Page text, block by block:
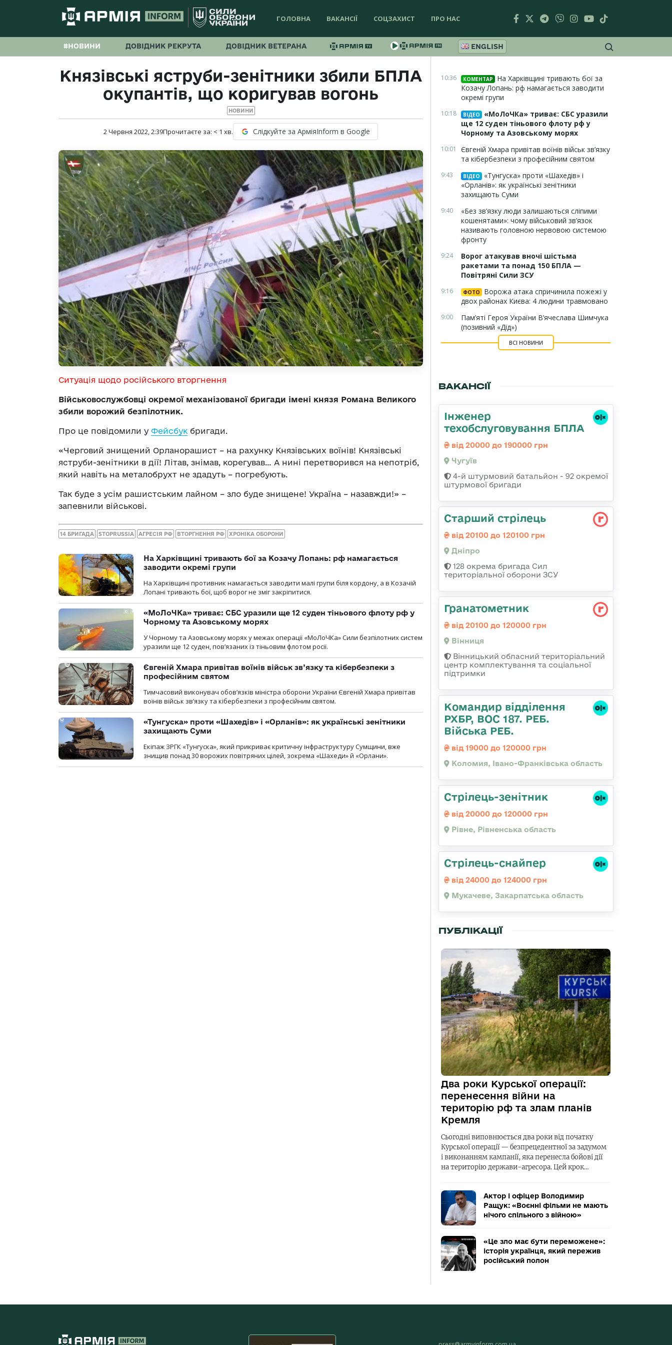
ГОЛОВНА ВАКАНСІЇ СОЦЗАХИСТ ПРО НАС
#НОВИНИ ДОВІДНИК РЕКРУТА ДОВІДНИК ВЕТЕРАНА ENGLISH
Князівські яструби-зенітники збили БПЛА
окупантів, що коригував вогонь
НОВИНИ
2 Червня 2022, 2:39Прочитаєте за: < 1 хв. Слідкуйте за АрміяInform в Google
Ситуація щодо російського вторгнення
Військовослужбовці окремої механізованої бригади імені князя Романа Великого
збили ворожий безпілотник.
Про це повідомили у Фейсбук бригади.
«Черговий знищений Орланорашист – на рахунку Князівських воїнів! Князівські
яструби-зенітники в дії! Літав, знімав, корегував… А нині перетворився на непотріб,
який навіть на металобрухт не здадуть – погребують.
Так буде з усім рашистським лайном – зло буде знищене! Україна – назавжди!» –
запевнили військові.
14 БРИГАДА STOPRUSSIA АГРЕСІЯ РФ ВТОРГНЕННЯ РФ ХРОНІКА ОБОРОНИ
На Харківщині тривають бої за Козачу Лопань: рф намагається
заводити окремі групи
На Харківщині противник намагається заводити малі групи біля кордону, а в Козачій
Лопані тривають бої, щоб ворог не зміг закріпитися.
«МоЛоЧКа» триває: СБС уразили ще 12 суден тіньового флоту рф у
Чорному та Азовському морях
У Чорному та Азовському морях у межах операції «МоЛоЧКа» Сили безпілотних систем
уразили ще 12 суден, пов’язаних із тіньовим флотом росії.
Євгеній Хмара привітав воїнів військ зв’язку та кібербезпеки з
професійним святом
Тимчасовий виконувач обов’язків міністра оборони України Євгеній Хмара привітав
воїнів військ зв’язку та кібербезпеки з професійним святом.
«Тунгуска» проти «Шахедів» і «Орланів»: як українські зенітники
захищають Суми
Екіпаж ЗРГК «Тунгуска», який прикриває критичну інфраструктуру Сумщини, вже
знищив понад 30 ворожих повітряних цілей, зокрема «Шахеди» й «Орлани».
10:36 КОМЕНТАР
На Харківщині тривають бої за
Козачу Лопань: рф намагається заводити
окремі групи
10:18 ВІДЕО
«МоЛоЧКа» триває: СБС уразили
ще 12 суден тіньового флоту рф у
Чорному та Азовському морях
10:01
Євгеній Хмара привітав воїнів військ зв’язку
та кібербезпеки з професійним святом
9:43 ВІДЕО
«Тунгуска» проти «Шахедів» і
«Орланів»: як українські зенітники
захищають Суми
9:40
«Без зв’язку люди залишаються сліпими
кошенятами»: чому військовий зв’язок
називають головною нервовою системою
фронту
9:24
Ворог атакував вночі шістьма
ракетами та понад 150 БПЛА —
Повітряні Сили ЗСУ
9:16 ФОТО
Ворожа атака спричинила пожежі у
двох районах Києва: 4 людини травмовано
9:00
Пам’яті Героя України В’ячеслава Шимчука
(позивний «Дід»)
ВСІ НОВИНИ
ВАКАНСІЇ
Інженер
техобслуговування БПЛА
від 20000 до 190000 грн
Чугуїв
4-й штурмовий батальйон - 92 окремої
штурмової бригади
Старший стрілець
від 20100 до 120100 грн
Дніпро
128 окрема бригада Сил
територіальної оборони ЗСУ
Гранатометник
від 20100 до 120000 грн
Вінниця
Вінницький обласний територіальний
центр комплектування та соціальної
підтримки
Командир відділення
РХБР, ВОС 187. РЕБ.
Війська РЕБ.
від 19000 до 120000 грн
Коломия, Івано-Франківська область
Стрілець-зенітник
від 20000 до 120000 грн
Рівне, Рівненська область
Стрілець-снайпер
від 24000 до 124000 грн
Мукачеве, Закарпатська область
ПУБЛІКАЦІЇ
Два роки Курської операції:
перенесення війни на
територію рф та злам планів
Кремля
Сьогодні виповнюється два роки від початку
Курської операції — безпрецедентної за задумом
і виконанням кампанії, яка перенесла бойові дії
на територію держави-агресора. Цей крок…
Актор і офіцер Володимир
Ращук: «Воєнні фільми не мають
нічого спільного з війною»
«Це зло має бути переможене»:
історія українця, який пережив
російський полон